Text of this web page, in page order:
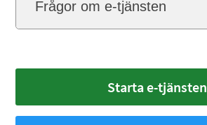
Frågor om e-tjänsten
Starta e-tjänsten